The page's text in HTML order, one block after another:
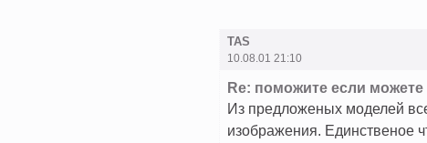
TAS
10.08.01 21:10
Re: поможите если можете
Из предложеных моделей
изображения. Единственое